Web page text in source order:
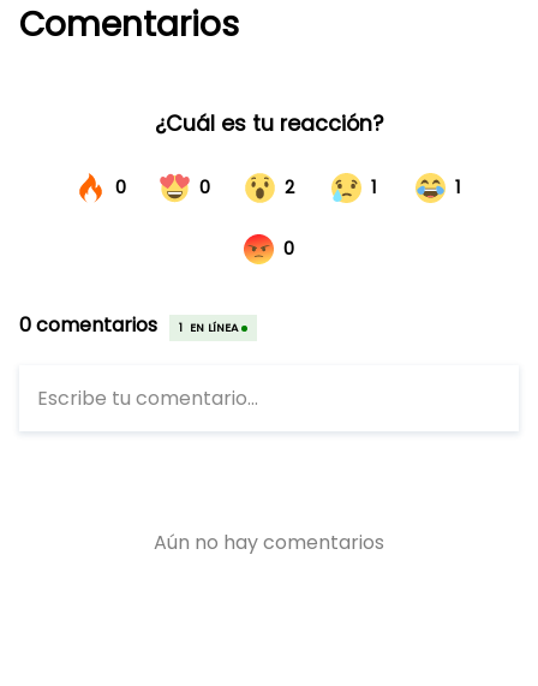
Comentarios